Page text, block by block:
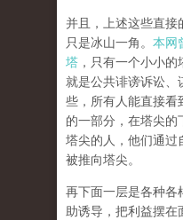
并且，上述这些直接
只是冰山一角。 本网
塔 ，只有一个小小
就是公共诽谤诉讼、
些，所有人能直接看
的一部分，在塔尖的
塔尖的人，他们通过
被推向塔尖。
再下面一层是各种各
助诱导，把利益摆在